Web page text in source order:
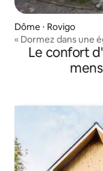
Dôme ⋅ Rovigo
« Dormez dans une
unique »
Le confort